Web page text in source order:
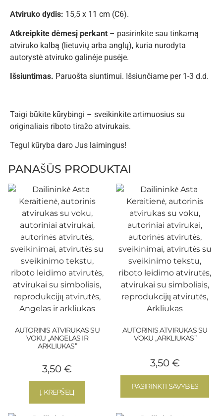
Atviruko dydis: 15,5 x 11 cm (C6).
Atkreipkite dėmesį perkant – pasirinkite sau tinkamą
atviruko kalbą (lietuvių arba anglų), kuria nurodyta
autorystė atviruko galinėje pusėje.
Išsiuntimas. Paruošta siuntimui. Išsiunčiame per 1-3 d.d.
Taigi būkite kūrybingi – sveikinkite artimuosius su
originaliais riboto tiražo atvirukais.
Tegul kūryba daro Jus laimingus!
PANAŠŪS PRODUKTAI
AUTORINIS ATVIRUKAS SU
VOKU „ANGELAS IR
ARKLIUKAS”
3,50€
Į KREPŠELĮ
AUTORINIS ATVIRUKAS SU
VOKU „ARKLIUKAS”
3,50 €
PASIRINKTI SAVYBES